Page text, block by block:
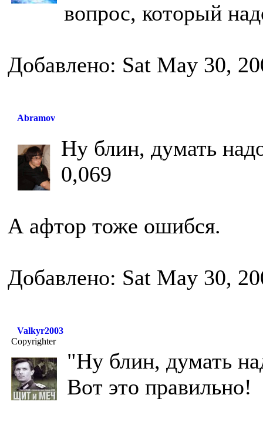
вопрос, который
Добавлено: Sat May 30,
Abramov
Ну блин, думать
0,069
А афтор тоже ошибся.
Добавлено: Sat May 30,
Valkyr2003
Copyrighter
"Ну блин, думать
Вот это правильно!